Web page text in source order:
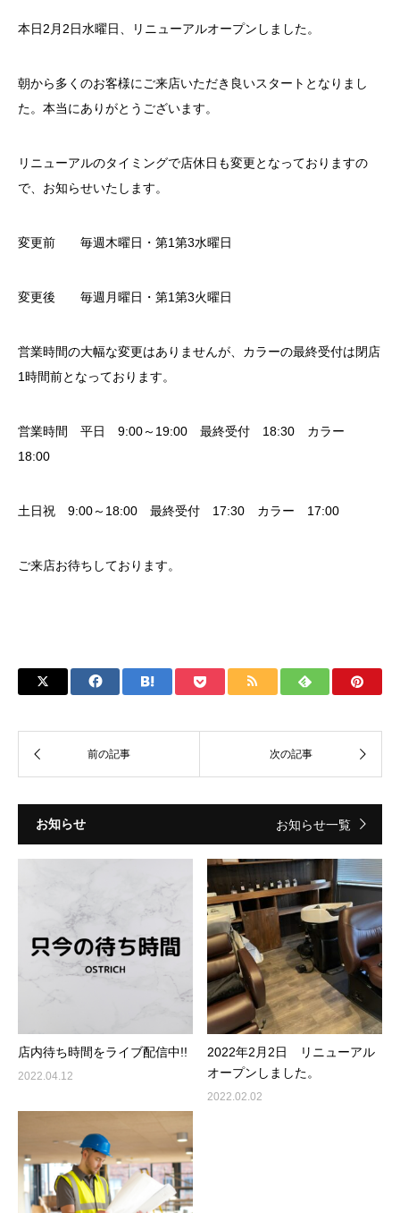
本日2月2日水曜日、リニューアルオープンしました。
朝から多くのお客様にご来店いただき良いスタートとなりまし
た。本当にありがとうございます。
リニューアルのタイミングで店休日も変更となっておりますの
で、お知らせいたします。
変更前 毎週木曜日・第1第3水曜日
変更後 毎週月曜日・第1第3火曜日
営業時間の大幅な変更はありませんが、カラーの最終受付は閉店
1時間前となっております。
営業時間 平日 9:00～19:00 最終受付 18:30 カラー
18:00
土日祝 9:00～18:00 最終受付 17:30 カラー 17:00
ご来店お待ちしております。
お知らせ お知らせ一覧
店内待ち時間をライブ配信中!!
2022.04.12
2022年2月2日 リニューアル
オープンしました。
2022.02.02